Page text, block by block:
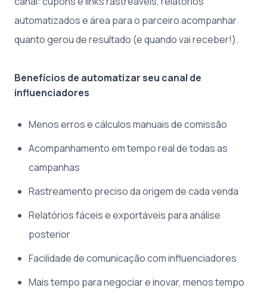
automatizados e área para o parceiro acompanhar
quanto gerou de resultado (e quando vai receber!).
Benefícios de automatizar seu canal de
influenciadores
Menos erros e cálculos manuais de comissão
Acompanhamento em tempo real de todas as
campanhas
Rastreamento preciso da origem de cada venda
Relatórios fáceis e exportáveis para análise
posterior
Facilidade de comunicação com influenciadores
Mais tempo para negociar e inovar, menos tempo